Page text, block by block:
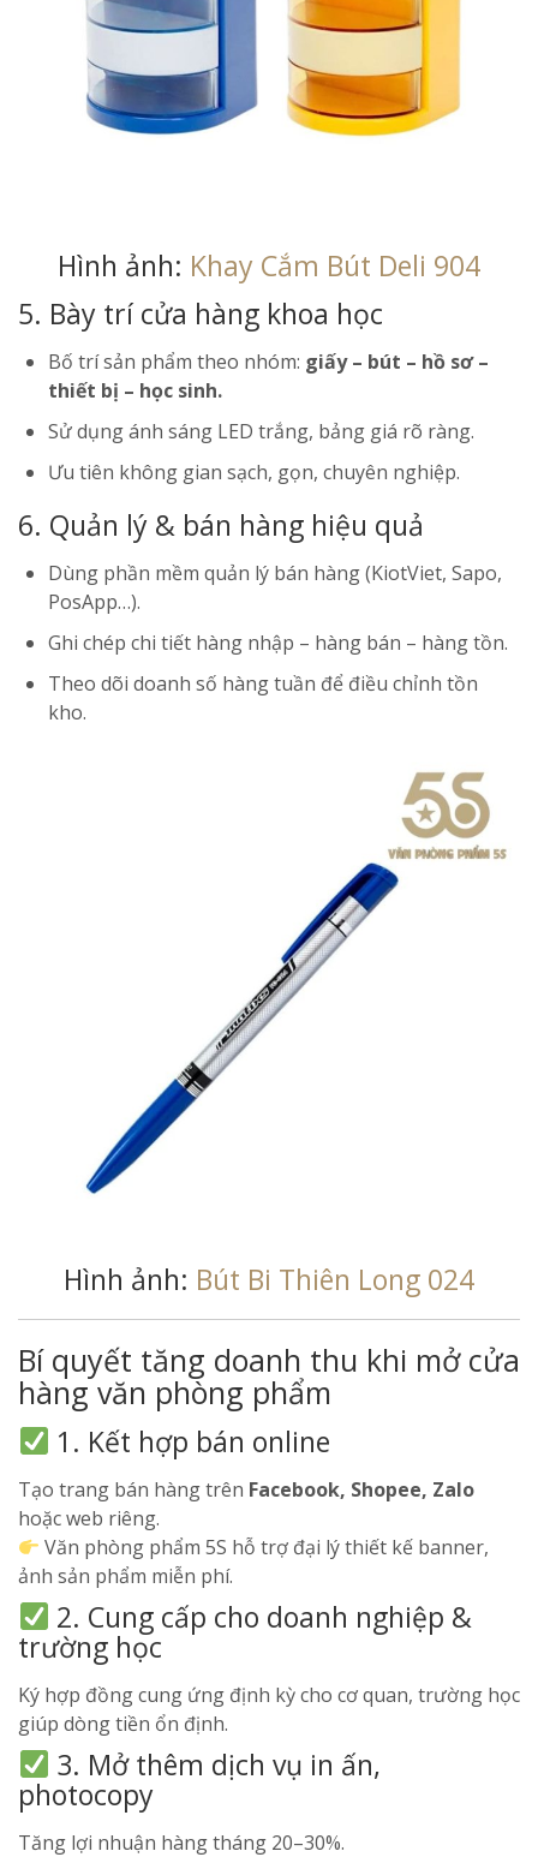
Hình ảnh: Khay Cắm Bút Deli 904
5. Bày trí cửa hàng khoa học
Bố trí sản phẩm theo nhóm: giấy – bút – hồ sơ –
thiết bị – học sinh.
Sử dụng ánh sáng LED trắng, bảng giá rõ ràng.
Ưu tiên không gian sạch, gọn, chuyên nghiệp.
6. Quản lý & bán hàng hiệu quả
Dùng phần mềm quản lý bán hàng (KiotViet, Sapo,
PosApp…).
Ghi chép chi tiết hàng nhập – hàng bán – hàng tồn.
Theo dõi doanh số hàng tuần để điều chỉnh tồn
kho.
Hình ảnh: Bút Bi Thiên Long 024
Bí quyết tăng doanh thu khi mở cửa
hàng văn phòng phẩm
1. Kết hợp bán online
Tạo trang bán hàng trên Facebook, Shopee, Zalo
hoặc web riêng.
Văn phòng phẩm 5S hỗ trợ đại lý thiết kế banner,
ảnh sản phẩm miễn phí.
2. Cung cấp cho doanh nghiệp &
trường học
Ký hợp đồng cung ứng định kỳ cho cơ quan, trường học
giúp dòng tiền ổn định.
3. Mở thêm dịch vụ in ấn,
photocopy
Tăng lợi nhuận hàng tháng 20–30%.